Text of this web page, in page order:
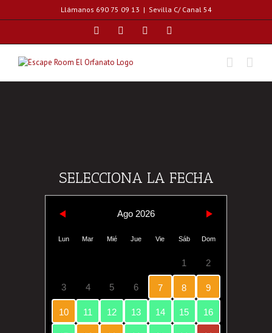
Llámanos 690 75 09 13 | Sevilla C/ Canal 54
FacebookInstagramCorreo
SELECCIONA LA FECHA
Ago 2026
Lun Mar Mié Jue Vie Sáb Dom
1 2
3 4 5 6 7 8 9
10 11 12 13 14 15 16